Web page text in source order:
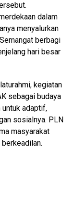
dalam
menyalurkan
berbagi
hari besar
kegiatan
sebagai budaya
untuk adaptif,
sosialnya. PLN
masyarakat